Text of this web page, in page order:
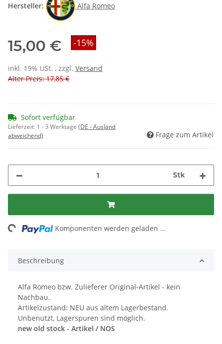
Hersteller: Alfa Romeo
15,00 € -15%
inkl. 19% USt. , zzgl. Versand
Alter Preis: 17,85 €
Sofort verfügbar
Lieferzeit: 1 - 3 Werktage (DE - Ausland
abweichend)
Frage zum Artikel
Stk
Komponenten werden geladen ...
Beschreibung
Alfa Romeo bzw. Zulieferer Original-Artikel - kein
Nachbau.
Artikelzustand: NEU aus altem Lagerbestand.
Unbenutzt, Lagerspuren sind möglich.
new old stock - Artikel / NOS